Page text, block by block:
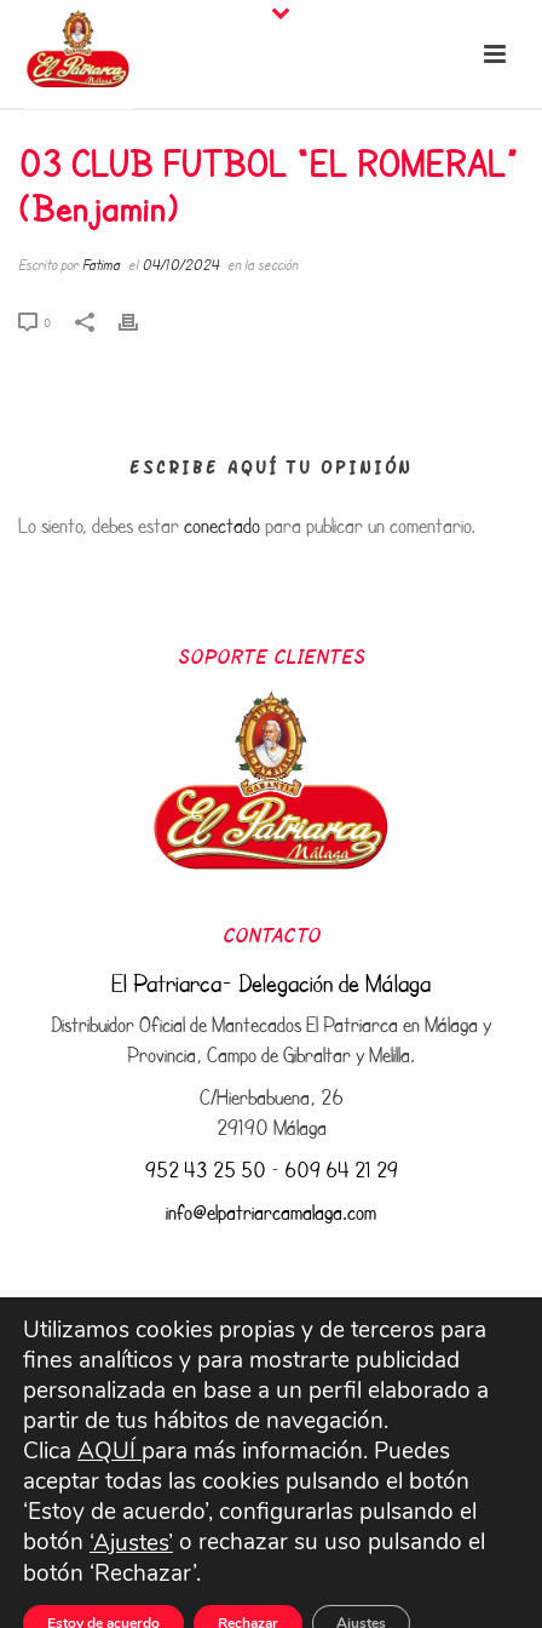
03 CLUB FUTBOL “EL ROMERAL”
(Benjamin)
Escrito porFatima el 04/10/2024 en la sección
0
ESCRIBE AQUÍ TU OPINIÓN
Lo siento, debes estarconectadopara publicar un comentario.
SOPORTE CLIENTES
CONTACTO
El Patriarca- Delegación de Málaga
Distribuidor Oficial de Mantecados El Patriarca en Málaga y
Provincia, Campo de Gibraltar y Melilla.
C/Hierbabuena, 26
29190 Málaga
952 43 25 50 – 609 64 21 29
info@elpatriarcamalaga.com
Aviso legal
Envíos y devoluciones
Política de Privacidad
Política de Cookies
Términos y Condiciones
Utilizamos cookies propias y de terceros para
fines analíticos y para mostrarte publicidad
personalizada en base a un perfil elaborado a
partir de tus hábitos de navegación.
Clica AQUÍ para más información. Puedes
aceptar todas las cookies pulsando el botón
‘Estoy de acuerdo’, configurarlas pulsando el
botón ‘Ajustes’ o rechazar su uso pulsando el
botón ‘Rechazar’.
Estoy de acuerdo Rechazar Ajustes